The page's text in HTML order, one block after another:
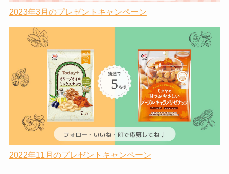
2023年3月のプレゼントキャンペーン
2022年11月のプレゼントキャンペーン